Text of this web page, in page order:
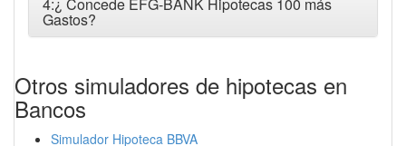
4:¿ Concede EFG-BANK Hipotecas 100 más
Gastos?
Otros simuladores de hipotecas en
Bancos
Simulador Hipoteca BBVA